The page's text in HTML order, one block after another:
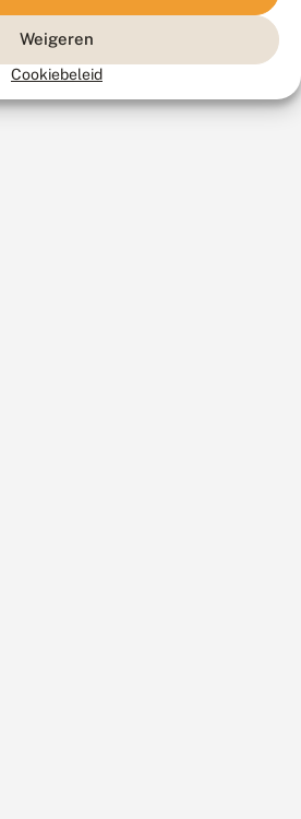
Weigeren
Cookiebeleid